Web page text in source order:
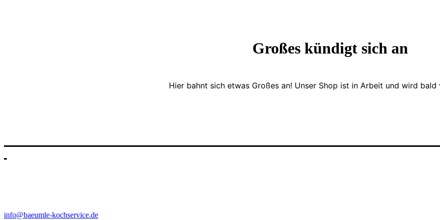
Großes kündigt sich an
Hier bahnt sich etwas Großes an! Unser Shop ist in Arbeit und wird
info@baeumle-kochservice.de